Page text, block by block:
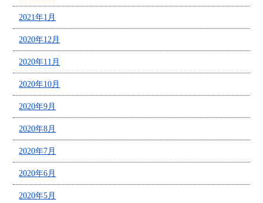
2021年1月
2020年12月
2020年11月
2020年10月
2020年9月
2020年8月
2020年7月
2020年6月
2020年5月